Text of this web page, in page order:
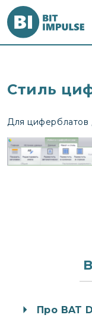
Стиль
Для
Про BAT